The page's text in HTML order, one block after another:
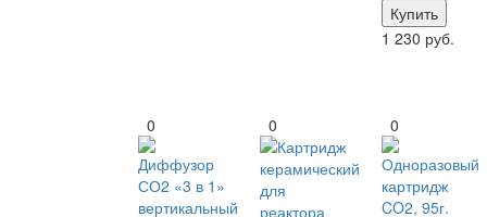
Купить
1 230 руб.
0 0 0